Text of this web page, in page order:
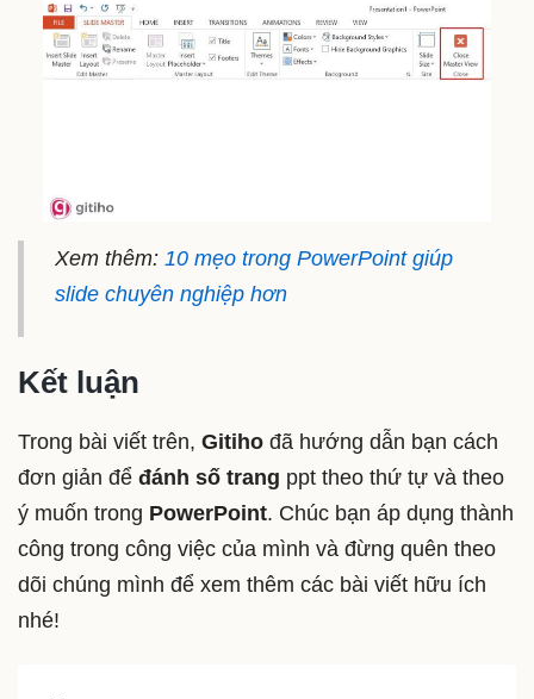
Xem thêm: 10 mẹo trong PowerPoint giúp
slide chuyên nghiệp hơn
Kết luận
Trong bài viết trên, Gitiho đã hướng dẫn bạn cách
đơn giản để đánh số trang ppt theo thứ tự và theo
ý muốn trong PowerPoint. Chúc bạn áp dụng thành
công trong công việc của mình và đừng quên theo
dõi chúng mình để xem thêm các bài viết hữu ích
nhé!